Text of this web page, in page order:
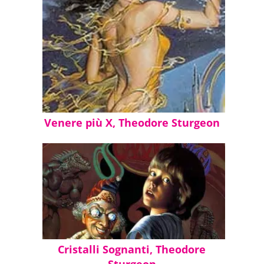
Alimentato inesauribilmente dalla lenta
legame degli atomi, quello strumento era la
volo senza ali, la semplice chiave verso una
trasporto, nel trattamento delle materie
per sostituire un cavallo morto,
dimenticato opacamente… il primo
della Terra.
Pos. 1297-98
Venere più X, Theodore Sturgeon
Cristalli Sognanti, Theodore